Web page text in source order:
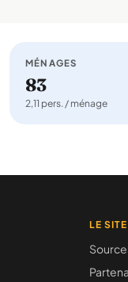
MÉNAGES
83
2,11 pers. / ménage
LE SITE